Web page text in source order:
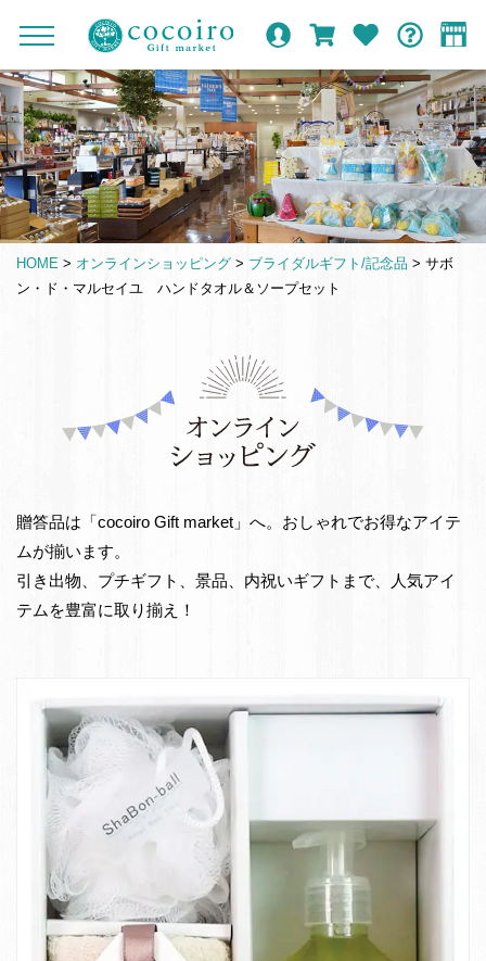
c
o
c
o
i
r
o
G
ま
で
ス
キ
ッ
プ
す
る
ロ
グ
イ
ン
カ
ー
ト
お
気
に
入
り
ガ
イ
ド
オ
ン
ラ
イ
ン
シ
ョ
ッ
プ
メ
ン
ナ
ビ
ゲ
ー
シ
ョ
ン
メ
ニ
ュ
ー
を
開
閉
HOME > オンラインショッピング > ブライダルギフト/記念品 > サボ
ン・ド・マルセイユ ハンドタオル＆ソープセット
物・
返
贈答品は「cocoiro Gift market」へ。おしゃれでお得なアイテ
ムが揃います。
引き出物、プチギフト、景品、内祝いギフトまで、人気アイ
テムを豊富に取り揃え！